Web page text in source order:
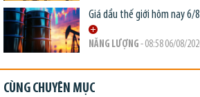
Giá dầu thế giới hôm nay 6/
NĂNG LƯỢNG - 08:58 06/08/
CÙNG CHUYÊN MỤC